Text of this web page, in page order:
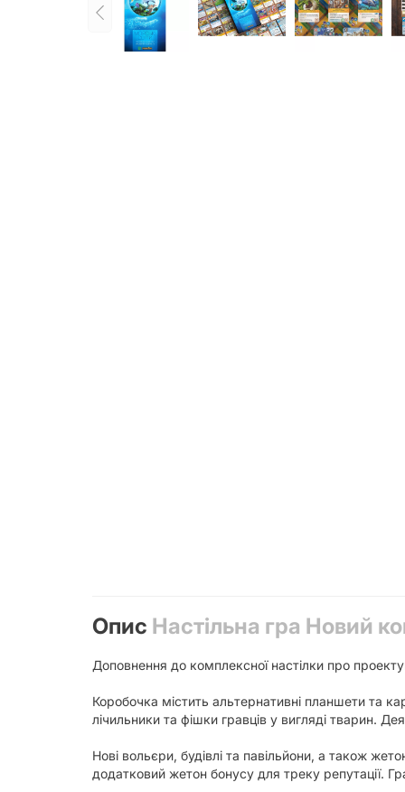
Опис Настільна гра Новий
Доповнення до комплексної настілки про
Коробочка містить альтернативні планшети та
лічильники та фішки гравців у вигляді тварин.
Нові вольєри, будівлі та павільйони, а також
додатковий жетон бонусу для треку репутації.